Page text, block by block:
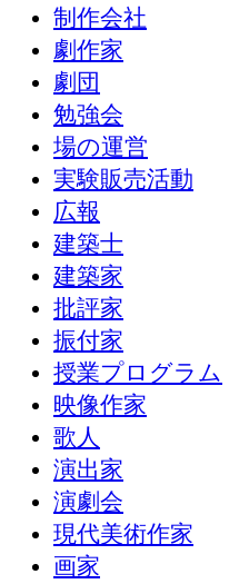
制作会社
劇作家
劇団
勉強会
場の運営
実験販売活動
広報
建築士
建築家
批評家
振付家
授業プログラム
映像作家
歌人
演出家
演劇会
現代美術作家
画家